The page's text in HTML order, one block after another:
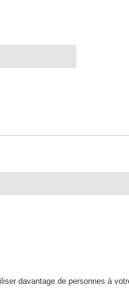
davantage de personnes à